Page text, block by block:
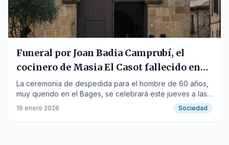
Funeral por Joan Badia Camprubí, el
cocinero de Masia El Casot fallecido en
un atropello
La ceremonia de despedida para el hombre de 60 años,
muy querido en el Bages, se celebrará este jueves a las
17:00 horas en Castellbell i el Vilar.
19 enero 2026 Sociedad